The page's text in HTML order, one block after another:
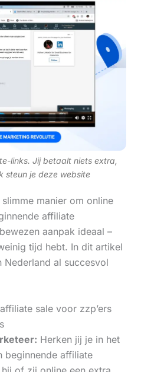
links. Jij betaalt niets extra,
steun je deze website
manier om online
affiliate
aanpak ideaal –
tijd hebt. In dit artikel
Nederland al succesvol
sale voor zzp’ers
Herken jij je in het
beginnende affiliate